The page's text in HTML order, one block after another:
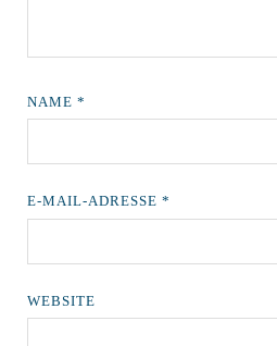
NAME*
E-MAIL-ADRESSE*
WEBSITE